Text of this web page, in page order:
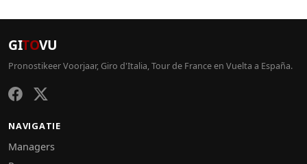
GITOVU
Pronostikeer Voorjaar, Giro d'Italia, Tour de France en Vuelta a España.
NAVIGATIE
Managers